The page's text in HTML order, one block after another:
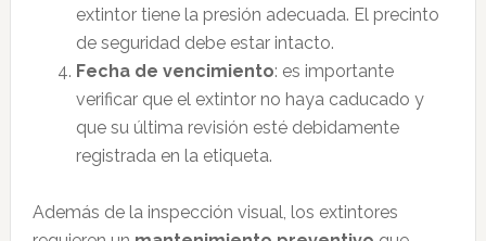
extintor tiene la presión adecuada. El precinto
de seguridad debe estar intacto.
Fecha de vencimiento: es importante
verificar que el extintor no haya caducado y
que su última revisión esté debidamente
registrada en la etiqueta.
Además de la inspección visual, los extintores